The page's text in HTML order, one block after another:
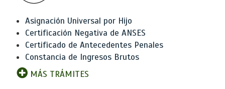
Asignación Universal por Hijo
Certificación Negativa de ANSES
Certificado de Antecedentes Penales
Constancia de Ingresos Brutos
MÁS TRÁMITES